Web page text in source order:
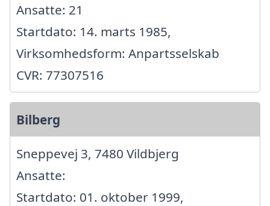
Ansatte: 21
Startdato: 14. marts 1985,
Virksomhedsform: Anpartsselskab
CVR: 77307516
Bilberg
Sneppevej 3, 7480 Vildbjerg
Ansatte:
Startdato: 01. oktober 1999,